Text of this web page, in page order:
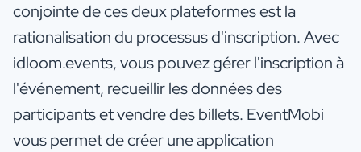
conjointe de ces deux plateformes est la
rationalisation du processus d'inscription. Avec
idloom.events, vous pouvez gérer l'inscription à
l'événement, recueillir les données des
participants et vendre des billets. EventMobi
vous permet de créer une application